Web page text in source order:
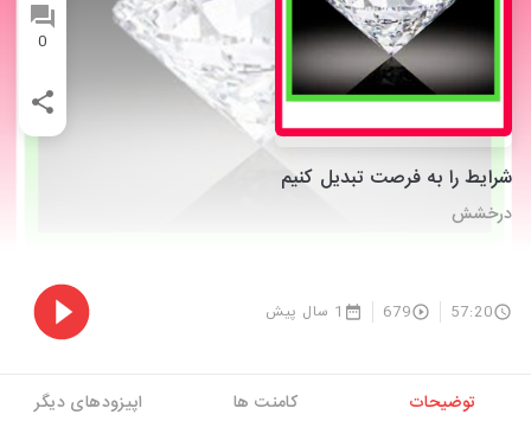
0
شرایط را به فرصت تبدیل کنیم
درخشش
57:20
679 1 سال پیش
توضیحات کامنت ها اپیزودهای دیگر